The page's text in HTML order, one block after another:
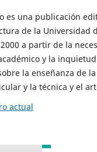
es una publicación
de la Universidad
a partir de la
y la
la enseñanza de
y la técnica y el
actual